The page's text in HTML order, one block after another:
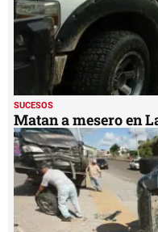
SUCESOS
Matan a mesero en